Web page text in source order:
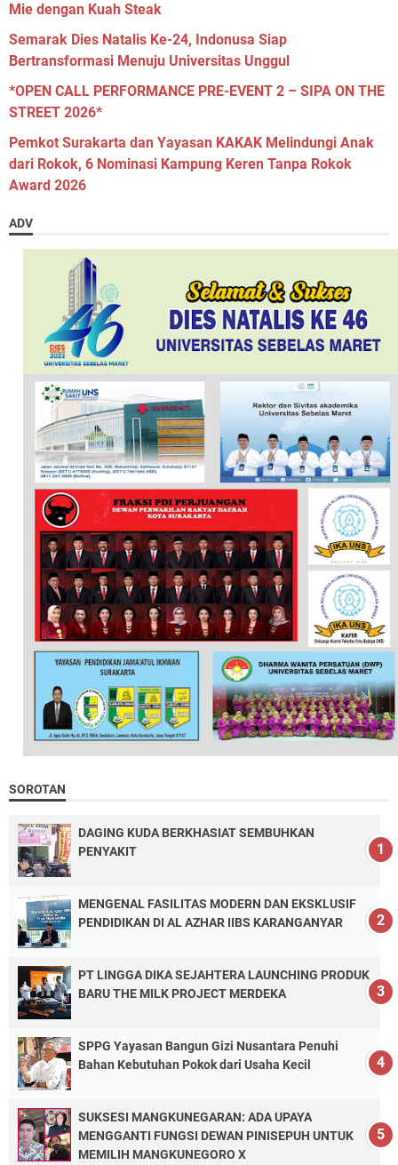
Mie dengan Kuah Steak
Semarak Dies Natalis Ke-24, Indonusa Siap
Bertransformasi Menuju Universitas Unggul
*OPEN CALL PERFORMANCE PRE-EVENT 2 – SIPA ON THE
STREET 2026*
Pemkot Surakarta dan Yayasan KAKAK Melindungi Anak
dari Rokok, 6 Nominasi Kampung Keren Tanpa Rokok
Award 2026
ADV
SOROTAN
DAGING KUDA BERKHASIAT SEMBUHKAN
PENYAKIT
MENGENAL FASILITAS MODERN DAN EKSKLUSIF
PENDIDIKAN DI AL AZHAR IIBS KARANGANYAR
PT LINGGA DIKA SEJAHTERA LAUNCHING PRODUK
BARU THE MILK PROJECT MERDEKA
SPPG Yayasan Bangun Gizi Nusantara Penuhi
Bahan Kebutuhan Pokok dari Usaha Kecil
SUKSESI MANGKUNEGARAN: ADA UPAYA
MENGGANTI FUNGSI DEWAN PINISEPUH UNTUK
MEMILIH MANGKUNEGORO X